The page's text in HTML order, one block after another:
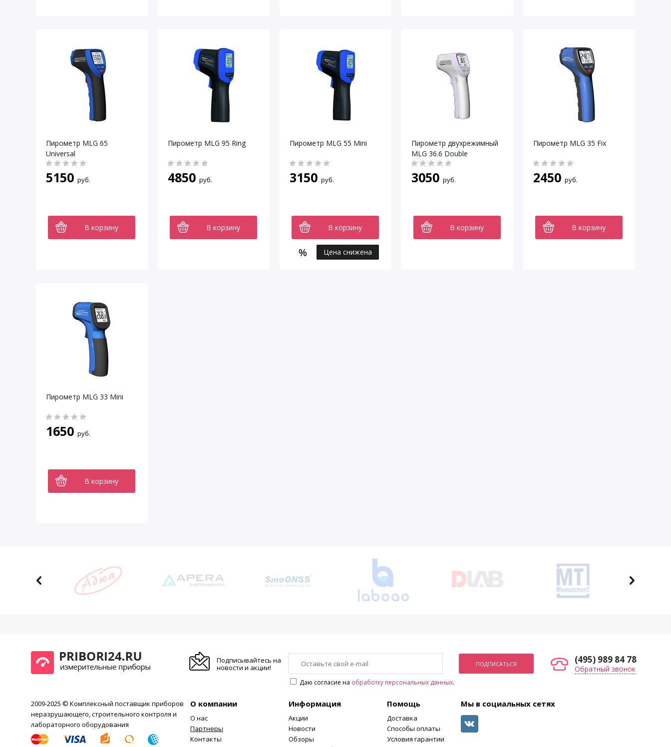
Пирометр MLG 65
Universal
5150 руб.
В корзину
Пирометр MLG 95 Ring
4850 руб.
В корзину
Пирометр MLG 55 Mini
3150 руб.
В корзину
Цена снижена
Пирометр двухрежимный
MLG 36.6 Double
3050 руб.
В корзину
Пирометр MLG 35 Fix
2450 руб.
В корзину
Пирометр MLG 33 Mini
1650 руб.
В корзину
Подписывайтесь на
новости и акции!
Даю согласие на обработку персональных данных.
(495) 989 84 78
Обратный звонок
2009-2025 © Комплексный поставщик приборов
неразрушающего, строительного контроля и
лабораторного оборудования
О компании
О нас
Партнеры
Контакты
Информация
Акции
Новости
Обзоры
Помощь
Доставка
Способы оплаты
Условия гарантии
Мы в социальных сетях